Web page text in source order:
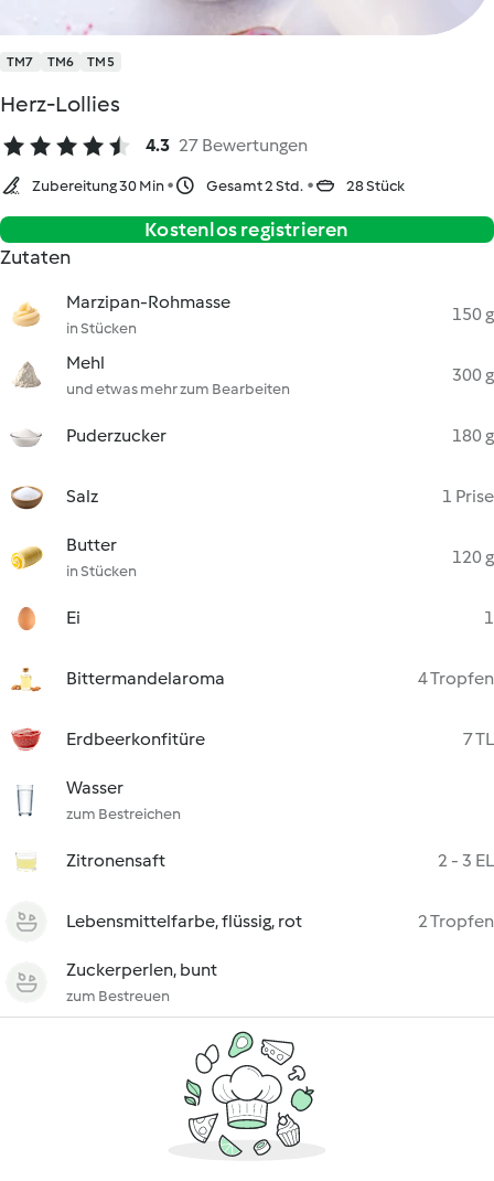
TM7 TM6 TM5
Herz-Lollies
4.3 27 Bewertungen
Zubereitung 30 Min Gesamt 2 Std. 28 Stück
Kostenlos registrieren
Zutaten
Marzipan-Rohmasse
in Stücken
150 g
Mehl
und etwas mehr zum Bearbeiten
300 g
Puderzucker 180 g
Salz 1 Prise
Butter
in Stücken
120 g
Ei 1
Bittermandelaroma 4 Tropfen
Erdbeerkonfitüre 7 TL
Wasser
zum Bestreichen
Zitronensaft 2 - 3 EL
Lebensmittelfarbe, flüssig, rot 2 Tropfen
Zuckerperlen, bunt
zum Bestreuen